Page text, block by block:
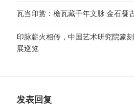
瓦当印赏：檐瓦藏千年文脉 金石凝
印脉薪火相传，中国艺术研究院篆
展巡览
发表回复